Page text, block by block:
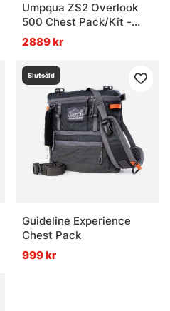
Umpqua ZS2 Overlook
500 Chest Pack/Kit -
Olive
2889 kr
Slutsåld
Guideline Experience
Chest Pack
999 kr